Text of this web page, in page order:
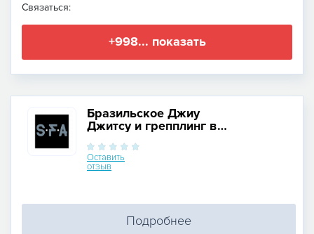
Связаться:
+998... показать
Бразильское Джиу
Джитсу и грепплинг в
Оставить
отзыв
Подробнее